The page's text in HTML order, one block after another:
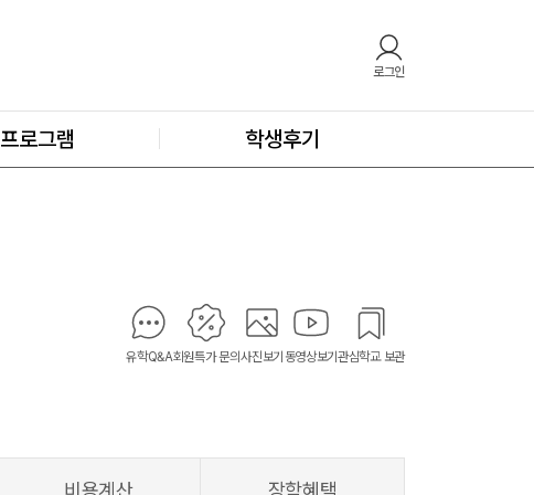
로그인
프로그램 학생후기
유학Q&A회원특가 문의사진보기 동영상보기관심학교 보관
비용계산 장학혜택